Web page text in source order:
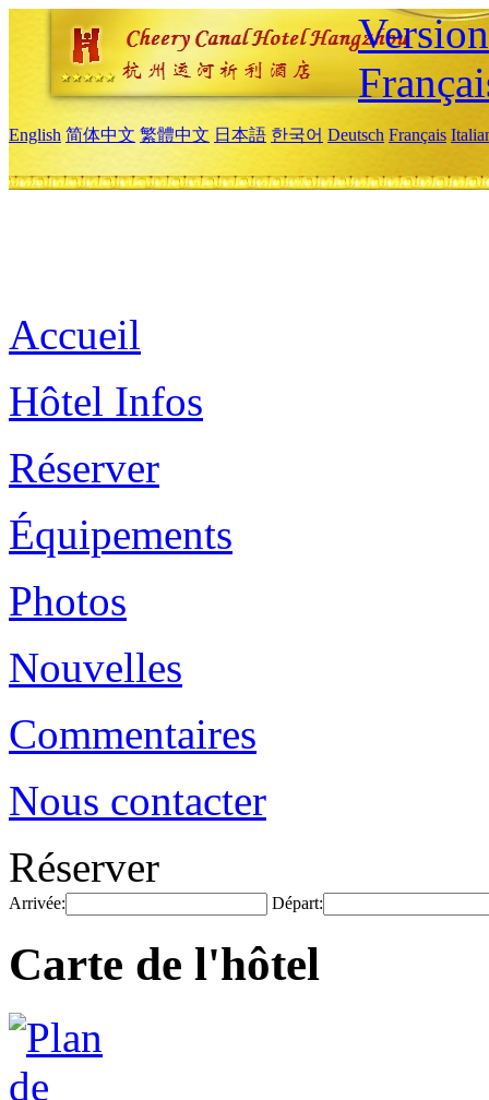
English 简体中文 繁體中文 日本語 한국어 Deutsch Français
Accueil
Hôtel Infos
Réserver
Équipements
Photos
Nouvelles
Commentaires
Nous contacter
Réserver
Arrivée: Départ:
Carte de l'hôtel